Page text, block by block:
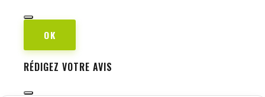
OK
RÉDIGEZ VOTRE AVIS